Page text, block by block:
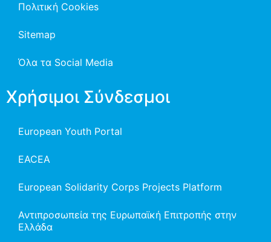
Πολιτική Cookies
Sitemap
Όλα τα Social Media
Χρήσιμοι Σύνδεσμοι
European Youth Portal
EACEA
European Solidarity Corps Projects Platform
Αντιπροσωπεία της Ευρωπαϊκή Επιτροπής στην
Ελλάδα